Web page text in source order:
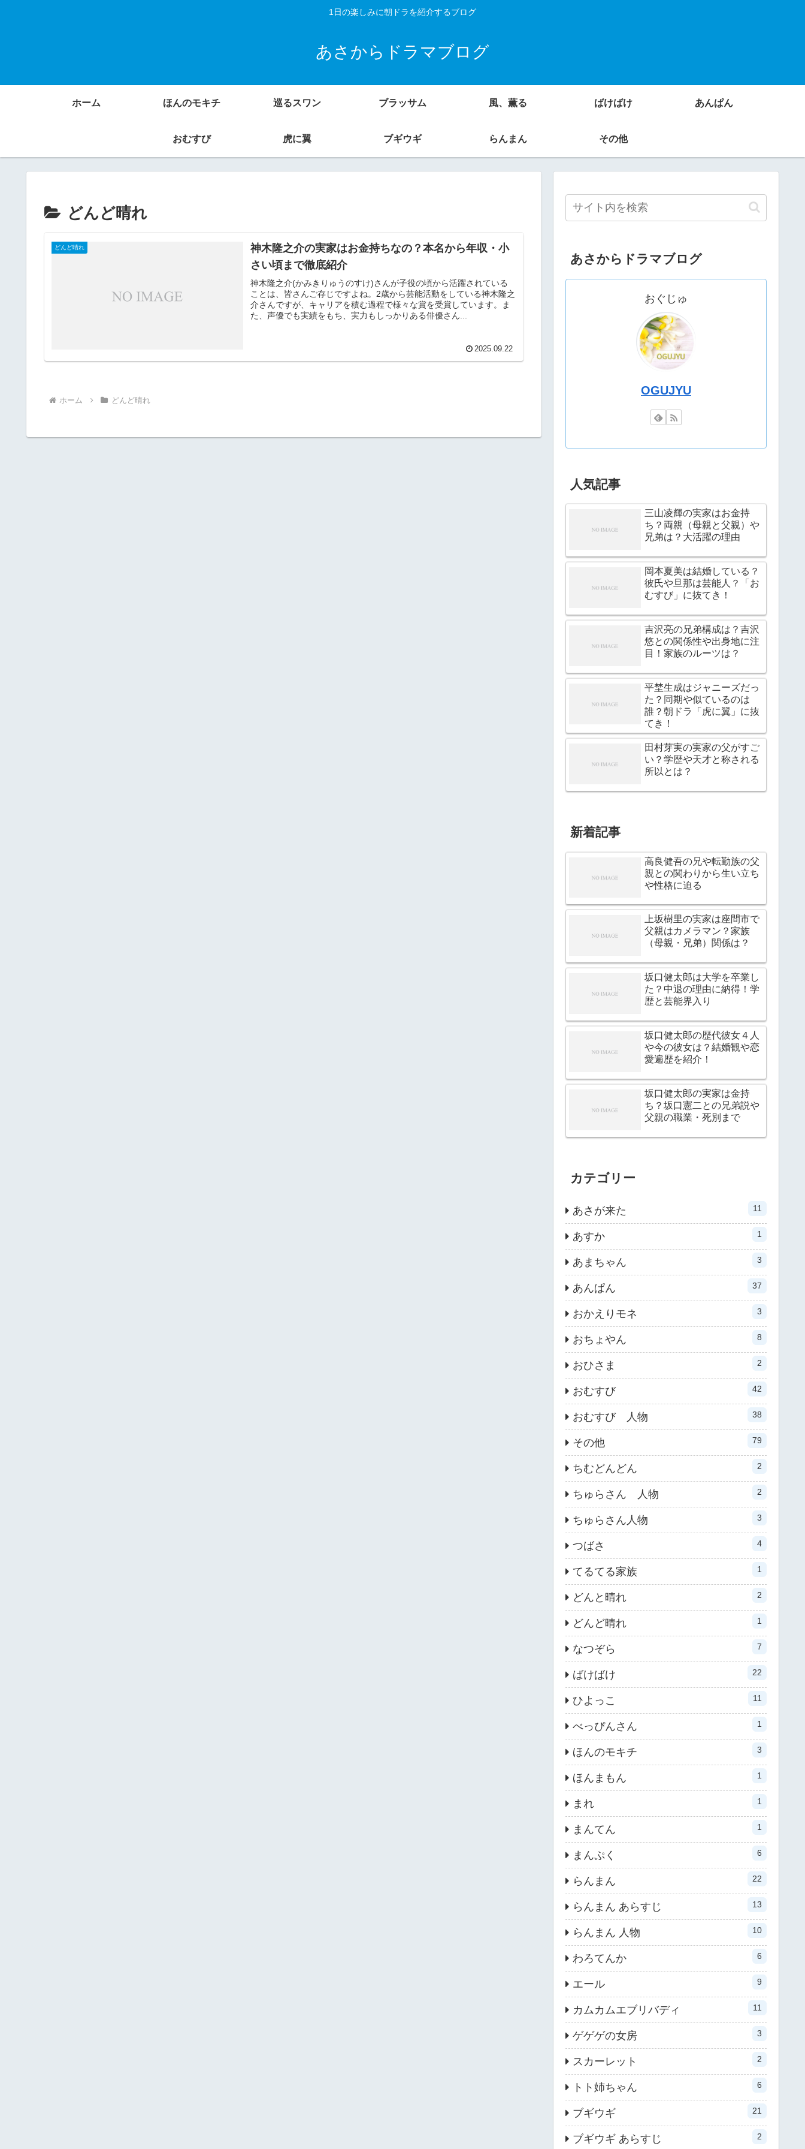
1日の楽しみに朝ドラを紹介するブログ
あさからドラマブログ
ホーム ほんのモキチ 巡るスワン ブラッサム 風、薫る ばけばけ あんぱん
おむすび 虎に翼 ブギウギ らんまん その他
どんど晴れ
どんど晴れ
神木隆之介の実家はお金持ちなの？本名から年収・小
さい頃まで徹底紹介
神木隆之介(かみきりゅうのすけ)さんが子役の頃から活躍されている
ことは、皆さんご存じですよね。2歳から芸能活動をしている神木隆之
介さんですが、キャリアを積む過程で様々な賞を受賞しています。ま
た、声優でも実績をもち、実力もしっかりある俳優さん...
2025.09.22
ホーム どんど晴れ
あさからドラマブログ
おぐじゅ
OGUJYU
人気記事
三山凌輝の実家はお金持
ち？両親（母親と父親）や
兄弟は？大活躍の理由
岡本夏美は結婚している？
彼氏や旦那は芸能人？「お
むすび」に抜てき！
吉沢亮の兄弟構成は？吉沢
悠との関係性や出身地に注
目！家族のルーツは？
平埜生成はジャニーズだっ
た？同期や似ているのは
誰？朝ドラ「虎に翼」に抜
てき！
田村芽実の実家の父がすご
い？学歴や天才と称される
所以とは？
新着記事
高良健吾の兄や転勤族の父
親との関わりから生い立ち
や性格に迫る
上坂樹里の実家は座間市で
父親はカメラマン？家族
（母親・兄弟）関係は？
坂口健太郎は大学を卒業し
た？中退の理由に納得！学
歴と芸能界入り
坂口健太郎の歴代彼女４人
や今の彼女は？結婚観や恋
愛遍歴を紹介！
坂口健太郎の実家は金持
ち？坂口憲二との兄弟説や
父親の職業・死別まで
カテゴリー
あさが来た 11
あすか 1
あまちゃん 3
あんぱん 37
おかえりモネ 3
おちょやん 8
おひさま 2
おむすび 42
おむすび 人物 38
その他 79
ちむどんどん 2
ちゅらさん 人物 2
ちゅらさん人物 3
つばさ 4
てるてる家族 1
どんと晴れ 2
どんど晴れ 1
なつぞら 7
ばけばけ 22
ひよっこ 11
べっぴんさん 1
ほんのモキチ 3
ほんまもん 1
まれ 1
まんてん 1
まんぷく 6
らんまん 22
らんまん あらすじ 13
らんまん 人物 10
わろてんか 6
エール 9
カムカムエブリバディ 11
ゲゲゲの女房 3
スカーレット 2
トト姉ちゃん 6
ブギウギ 21
ブギウギ あらすじ 2